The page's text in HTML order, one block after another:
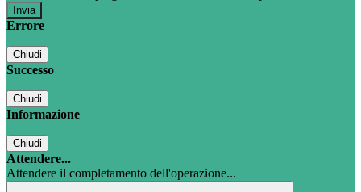
Errore
Chiudi
Successo
Chiudi
Informazione
Chiudi
Attendere...
Attendere il completamento dell'operazione...